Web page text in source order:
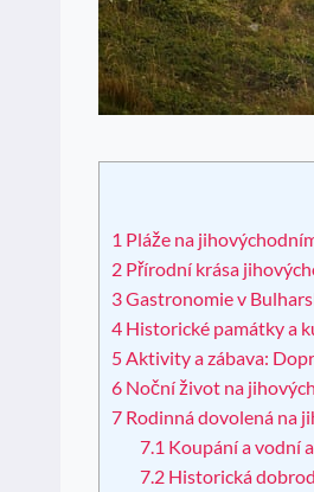
1 Pláže na
2 Přírodní krása
3Gastronomie v
4 Historické památky a
5 Aktivity a zábava:
6 Noční život na
7 Rodinná dovolená na
7.1 Koupání a vodní
7.2 Historická